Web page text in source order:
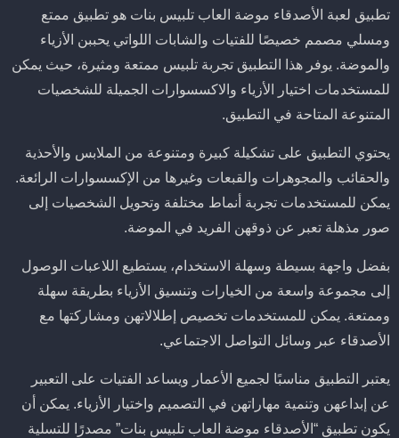
تطبيق لعبة الأصدقاء موضة العاب تلبيس بنات هو تطبيق ممتع
ومسلي مصمم خصيصًا للفتيات والشابات اللواتي يحببن الأزياء
والموضة. يوفر هذا التطبيق تجربة تلبيس ممتعة ومثيرة، حيث يمكن
للمستخدمات اختيار الأزياء والاكسسوارات الجميلة للشخصيات
المتنوعة المتاحة في التطبيق.
يحتوي التطبيق على تشكيلة كبيرة ومتنوعة من الملابس والأحذية
والحقائب والمجوهرات والقبعات وغيرها من الإكسسوارات الرائعة.
يمكن للمستخدمات تجربة أنماط مختلفة وتحويل الشخصيات إلى
صور مذهلة تعبر عن ذوقهن الفريد في الموضة.
بفضل واجهة بسيطة وسهلة الاستخدام، يستطيع اللاعبات الوصول
إلى مجموعة واسعة من الخيارات وتنسيق الأزياء بطريقة سهلة
وممتعة. يمكن للمستخدمات تخصيص إطلالاتهن ومشاركتها مع
الأصدقاء عبر وسائل التواصل الاجتماعي.
يعتبر التطبيق مناسبًا لجميع الأعمار ويساعد الفتيات على التعبير
عن إبداعهن وتنمية مهاراتهن في التصميم واختيار الأزياء. يمكن أن
يكون تطبيق “الأصدقاء موضة العاب تلبيس بنات” مصدرًا للتسلية